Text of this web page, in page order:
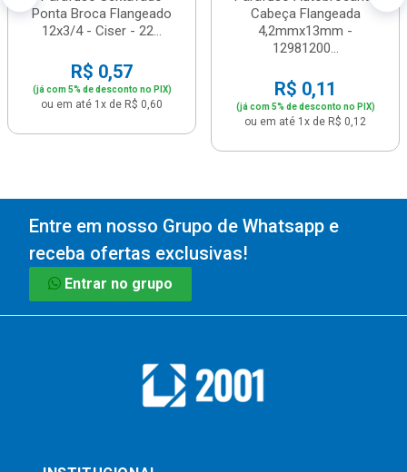
Ponta Broca Flangeado
12x3/4 - Ciser - 22...
R$ 0,57
(já com 5% de desconto no PIX)
ou em até 1x de R$ 0,60
Cabeça Flangeada
4,2mmx13mm -
12981200...
R$ 0,11
(já com 5% de desconto no PIX)
ou em até 1x de R$ 0,12
Entre em nosso Grupo de Whatsapp e
receba ofertas exclusivas!
Entrar no grupo